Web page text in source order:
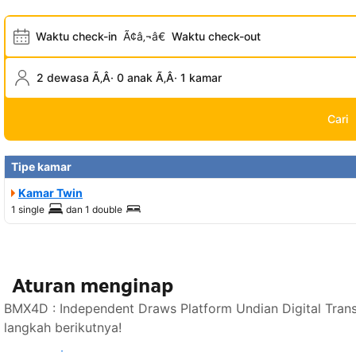
Waktu check-in Ã¢â‚¬â€ Waktu check-out
2 dewasa Ã‚Â· 0 anak Ã‚Â· 1 kamar
Cari
Tipe kamar
Kamar Twin
1 single dan 1 double
Aturan menginap
BMX4D : Independent Draws Platform Undian Digital
langkah berikutnya!
Lihat ketersediaan